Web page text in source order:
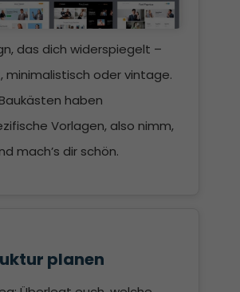
das dich widerspiegelt –
minimalistisch oder vintage.
haben
Vorlagen, also nimm,
mach’s dir schön.
planen